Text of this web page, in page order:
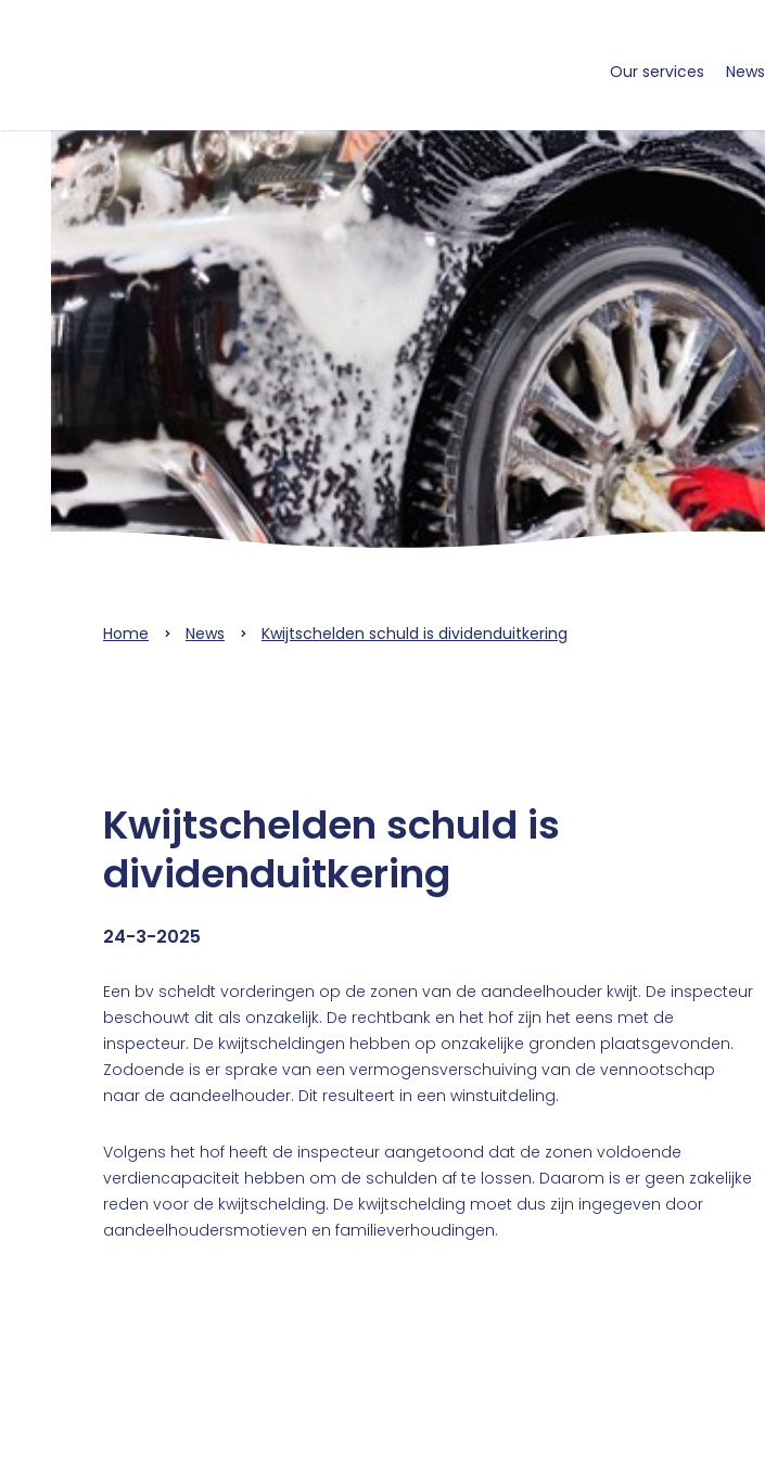
Our services News
Home News Kwijtschelden schuld is dividenduitkering
Kwijtschelden schuld is
dividenduitkering
24-3-2025
Een bv scheldt vorderingen op de zonen van de aandeelhouder kwijt. De inspecteur
beschouwt dit als onzakelijk. De rechtbank en het hof zijn het eens met de
inspecteur. De kwijtscheldingen hebben op onzakelijke gronden plaatsgevonden.
Zodoende is er sprake van een vermogensverschuiving van de vennootschap
naar de aandeelhouder. Dit resulteert in een winstuitdeling.
Volgens het hof heeft de inspecteur aangetoond dat de zonen voldoende
verdiencapaciteit hebben om de schulden af te lossen. Daarom is er geen zakelijke
reden voor de kwijtschelding. De kwijtschelding moet dus zijn ingegeven door
aandeelhoudersmotieven en familieverhoudingen.